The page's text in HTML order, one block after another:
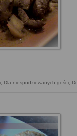
, Dla niespodziewanych gości,